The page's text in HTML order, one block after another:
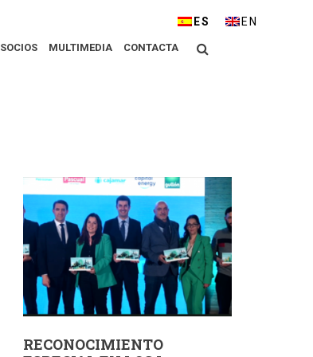
Buscar
SOCIOS MULTIMEDIA CONTACTA
ESPAÑOLENGLISH
RECONOCIMIENTO